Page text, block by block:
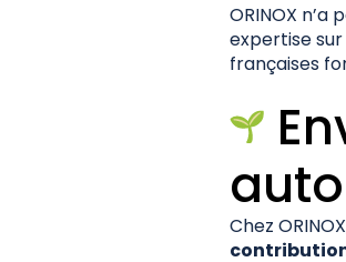
ORINOX
expertise sur
françaises
Chez